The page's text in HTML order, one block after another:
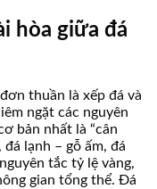
hòa giữa đá
thuần là xếp đá và
ngặt các nguyên
bản nhất là “cân
lạnh – gỗ ấm, đá
tắc tỷ lệ vàng,
gian tổng thể. Đá